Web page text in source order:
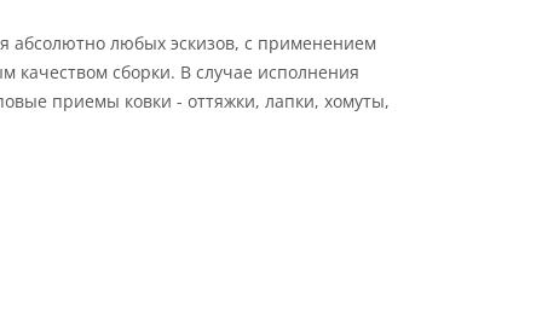
абсолютно любых эскизов, с применением
сборки. В случае исполнения
приемы ковки - оттяжки, лапки, хомуты,